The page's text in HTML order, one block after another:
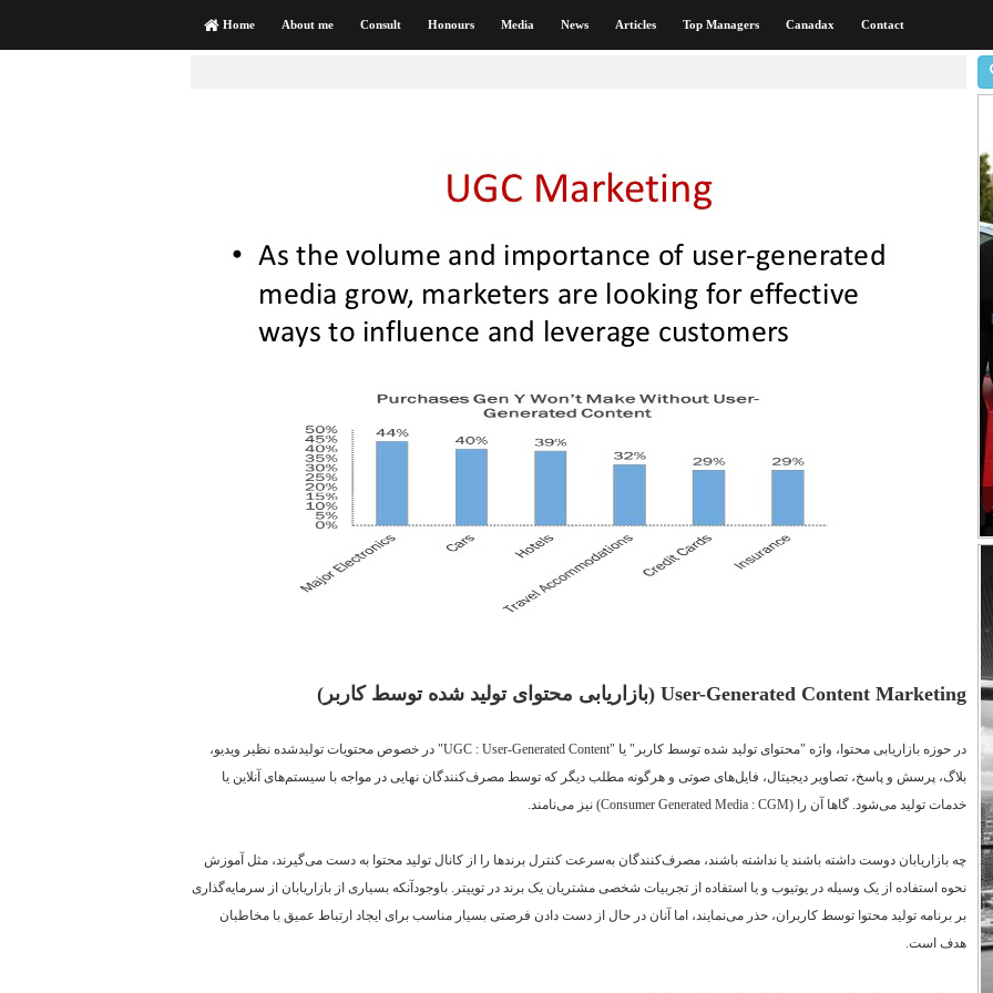
Home About me Consult Honours Media News Articles Top Managers Canadax Contact
User-Generated Content Marketing (بازاریابی محتوای تولید شده توسط کاربر)
در حوزه بازاریابی محتوا، واژه "محتوای تولید شده توسط کاربر" یا "UGC : User-Generated Content" در خصوص محتویات تولیدشده نظیر ویدیو،
بلاگ، پرسش و پاسخ، تصاویر دیجیتال، فایل‌های صوتی و هرگونه مطلب دیگر که توسط مصرف‌کنندگان نهایی در مواجه با سیستم‌های آنلاین یا
خدمات تولید می‌شود. گاها آن را (Consumer Generated Media : CGM) نیز می‌نامند.
چه بازاریابان دوست داشته باشند یا نداشته باشند، مصرف‌کنندگان به‌سرعت کنترل برندها را از کانال تولید محتوا به دست می‌گیرند، مثل آموزش
نحوه استفاده از یک وسیله در یوتیوب و یا استفاده از تجربیات شخصی مشتریان یک برند در توییتر. باوجودآنکه بسیاری از بازاریابان از سرمایه‌گذاری
بر برنامه تولید محتوا توسط کاربران، حذر می‌نمایند، اما آنان در حال از دست دادن فرصتی بسیار مناسب برای ایجاد ارتباط عمیق با مخاطبان
هدف است.